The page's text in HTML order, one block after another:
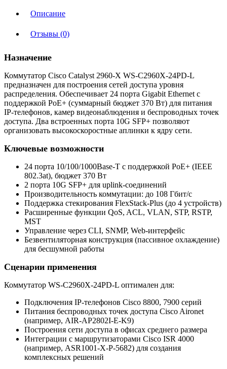
Описание
Отзывы (0)
Назначение
Коммутатор Cisco Catalyst 2960-X WS-C2960X-24PD-L
предназначен для построения сетей доступа уровня
распределения. Обеспечивает 24 порта Gigabit Ethernet с
поддержкой PoE+ (суммарный бюджет 370 Вт) для питания
IP-телефонов, камер видеонаблюдения и беспроводных точек
доступа. Два встроенных порта 10G SFP+ позволяют
организовать высокоскоростные аплинки к ядру сети.
Ключевые возможности
24 порта 10/100/1000Base-T с поддержкой PoE+ (IEEE
802.3at), бюджет 370 Вт
2 порта 10G SFP+ для uplink-соединений
Производительность коммутации: до 108 Гбит/с
Поддержка стекирования FlexStack-Plus (до 4 устройств)
Расширенные функции QoS, ACL, VLAN, STP, RSTP,
MST
Управление через CLI, SNMP, Web-интерфейс
Безвентиляторная конструкция (пассивное охлаждение)
для бесшумной работы
Сценарии применения
Коммутатор WS-C2960X-24PD-L оптимален для:
Подключения IP-телефонов Cisco 8800, 7900 серий
Питания беспроводных точек доступа Cisco Aironet
(например, AIR-AP2802I-E-K9)
Построения сети доступа в офисах среднего размера
Интеграции с маршрутизаторами Cisco ISR 4000
(например, ASR1001-X-P-5682) для создания
комплексных решений